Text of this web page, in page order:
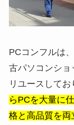
PCコンフルは
古パソコンショ
リユースしてお
らPCを大量に
格と高品質を両